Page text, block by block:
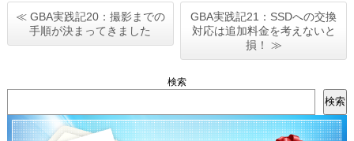
≪ GBA実践記20：撮影までの
手順が決まってきました
GBA実践記21：SSDへの交換
対応は追加料金を考えないと
損！ ≫
検索
検索